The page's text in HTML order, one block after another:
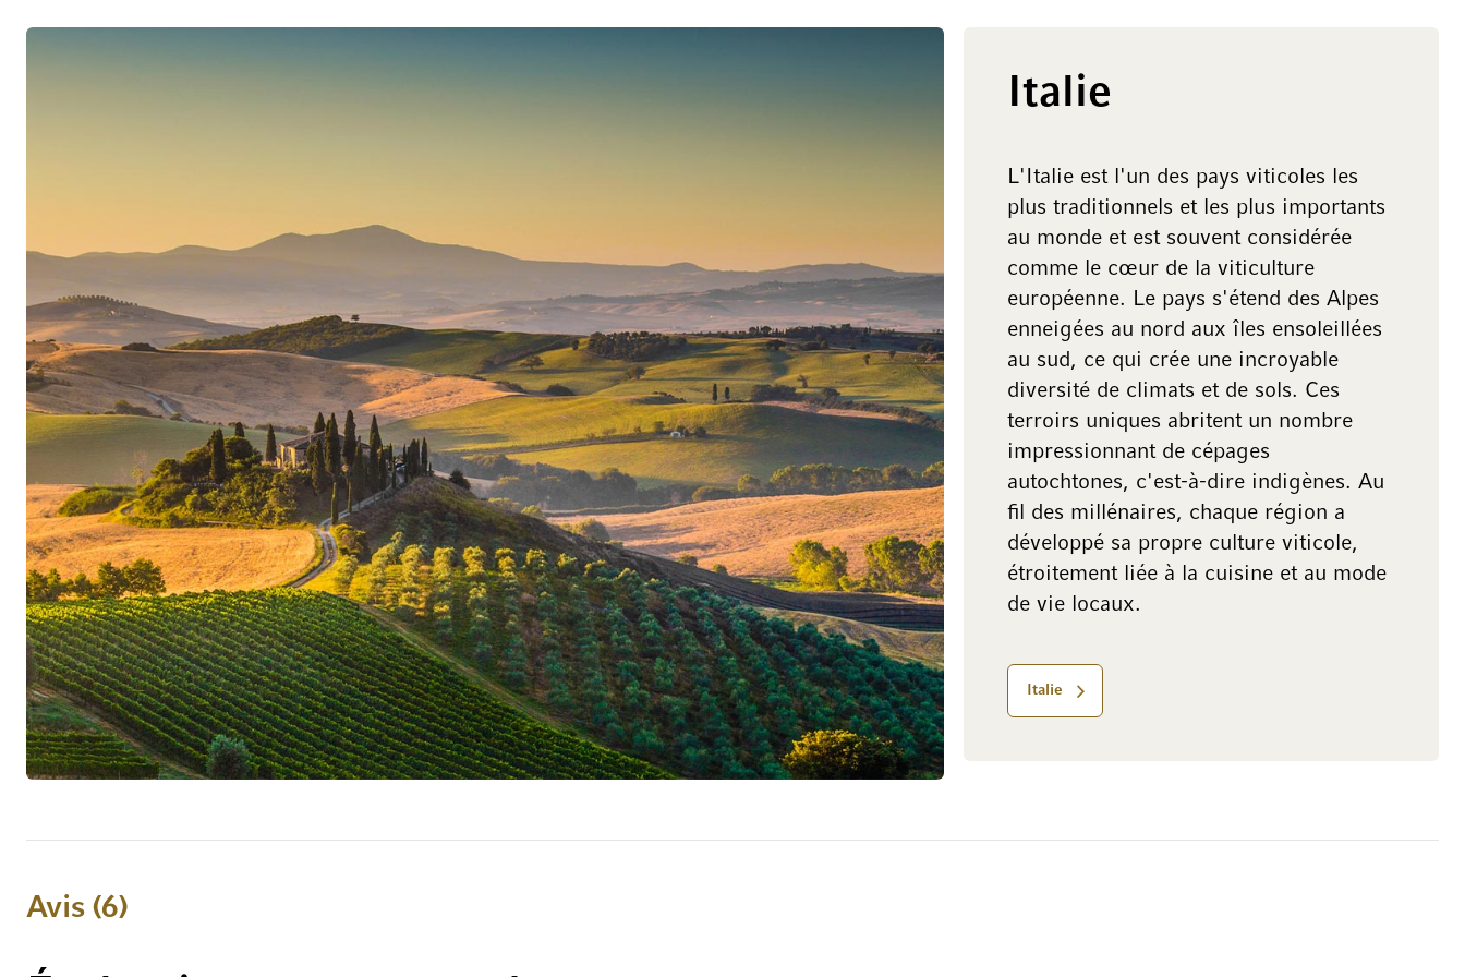
produit des vins modernes et accessibles, qui profitent d’une signature
savoir-faire de Provinco: ce n’est pas pour rien que la maison de négoce a été
primée à plusieurs reprises comme «Best Italian Producer» lors du «Berlin Wein
Trophy», ni que le critique de vins Luca Maroni a décerné les notes les plus
élevées aux vins très expressifs de Provinco.
Italie
L'Italie est l'un des pays viticoles les
plus traditionnels et les plus importants
au monde et est souvent considérée
comme le cœur de la viticulture
européenne. Le pays s'étend des Alpes
enneigées au nord aux îles ensoleillées
au sud, ce qui crée une incroyable
diversité de climats et de sols. Ces
terroirs uniques abritent un nombre
impressionnant de cépages
autochtones, c'est-à-dire indigènes. Au
fil des millénaires, chaque région a
développé sa propre culture viticole,
étroitement liée à la cuisine et au mode
de vie locaux.
Italie
Avis 6